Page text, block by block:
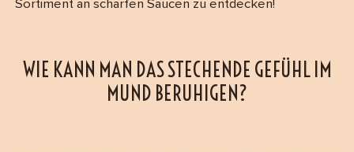
Sortiment an scharfen Saucen zu entdecken!
WIE KANN MAN DAS STECHENDE GEFÜHL IM
MUND BERUHIGEN?